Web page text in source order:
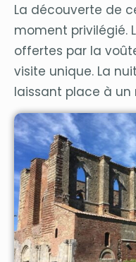
La découverte de
moment privilégié.
offertes par la
visite unique. La
laissant place à un